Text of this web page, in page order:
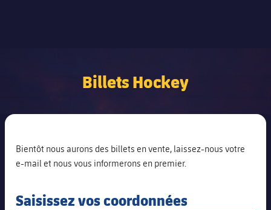
Billets Hockey
Bientôt nous aurons des billets en vente, laissez-nous votre
e-mail et nous vous informerons en premier.
Saisissez vos coordonnées